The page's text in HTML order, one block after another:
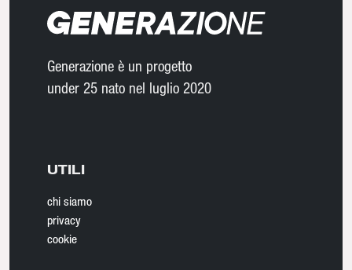
Generazione è un progetto
under 25 nato nel luglio 2020
UTILI
chi siamo
privacy
cookie